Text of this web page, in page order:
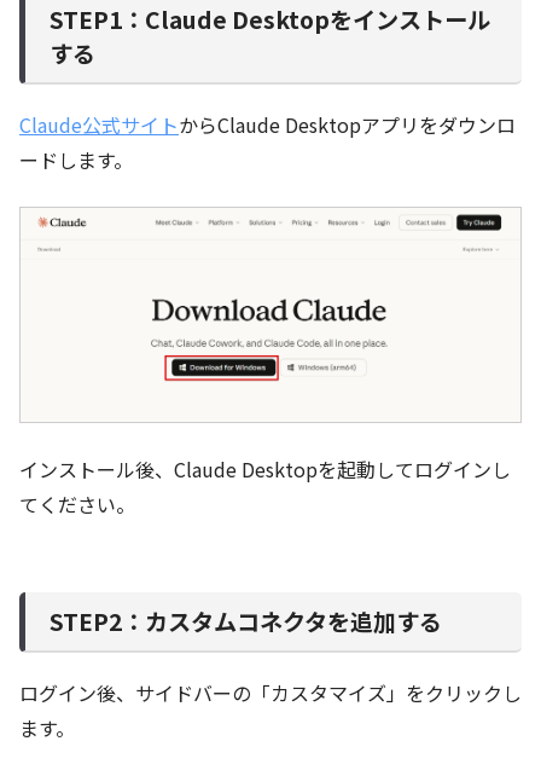
STEP1：Claude Desktopをインストール
する
Claude公式サイトからClaude Desktopアプリをダウンロ
ードします。
インストール後、Claude Desktopを起動してログインし
てください。
STEP2：カスタムコネクタを追加する
ログイン後、サイドバーの「カスタマイズ」をクリックし
ます。